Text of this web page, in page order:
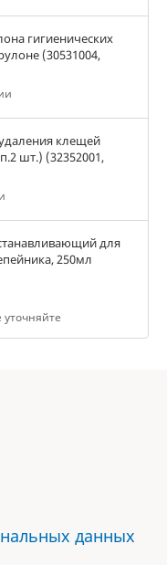
гигиенических
(30531004,
клещей
шт.) (32352001,
для
250мл
данных